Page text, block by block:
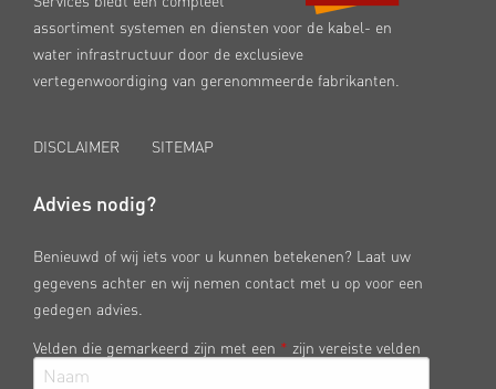
assortiment systemen en diensten voor de kabel- en
water infrastructuur door de exclusieve
vertegenwoordiging van gerenommeerde fabrikanten.
DISCLAIMER SITEMAP
Advies nodig?
Benieuwd of wij iets voor u kunnen betekenen? Laat uw
gegevens achter en wij nemen contact met u op voor een
gedegen advies.
Velden die gemarkeerd zijn met een * zijn vereiste velden